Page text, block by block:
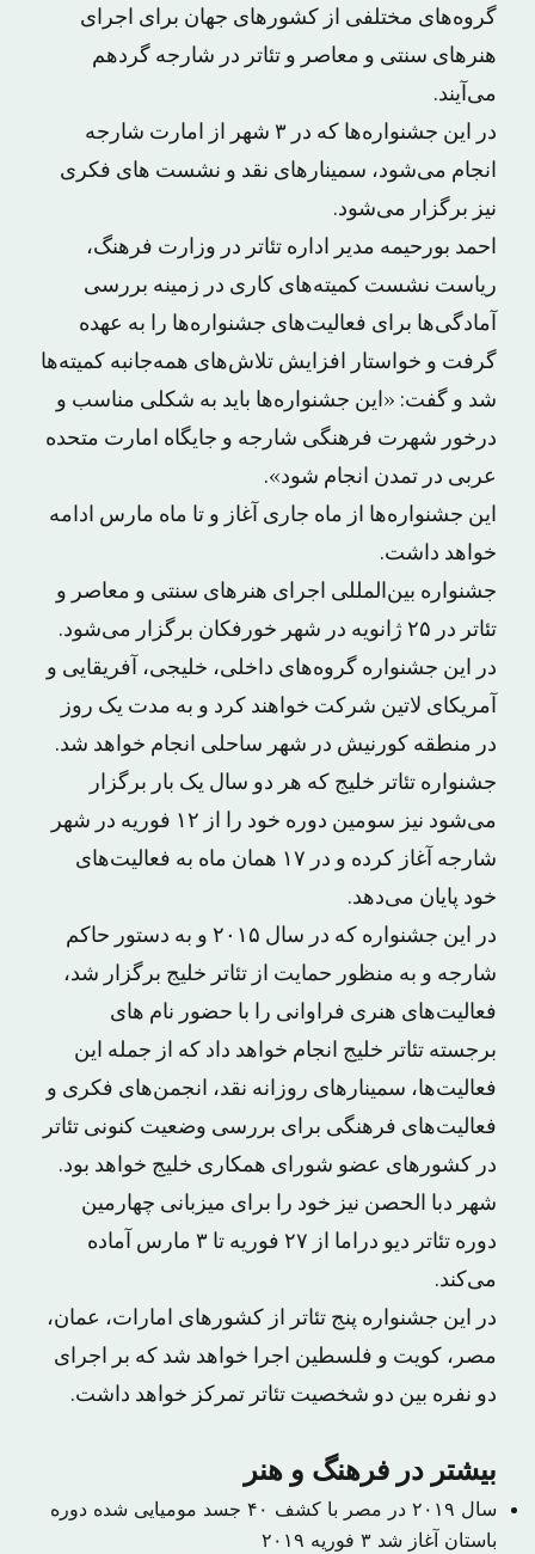
گروه‌های مختلفی از کشورهای جهان برای اجرای
هنرهای سنتی و معاصر و تئاتر در شارجه گردهم
می‌آیند.
در این جشنواره‌ها که در ۳ شهر از امارت شارجه
انجام می‌شود، سمینارهای نقد و نشست های فکری
نیز برگزار می‌شود.
احمد بورحیمه مدیر اداره تئاتر در وزارت فرهنگ،
ریاست نشست کمیته‌های کاری در زمینه بررسی
آمادگی‌ها برای فعالیت‌های جشنواره‌ها را به عهده
گرفت و خواستار افزایش تلاش‌های همه‌جانبه کمیته‌ها
شد و گفت: «این جشنواره‌ها باید به شکلی مناسب و
درخور شهرت فرهنگی شارجه و جایگاه امارت متحده
عربی در تمدن انجام شود».
این جشنواره‌ها از ماه جاری آغاز و تا ماه مارس ادامه
خواهد داشت.
جشنواره بین‌المللی اجرای هنرهای سنتی و معاصر و
تئاتر در ۲۵ ژانویه در شهر خورفکان برگزار می‌شود.
در این جشنواره گروه‌های داخلی، خلیجی، آفریقایی و
آمریکای لاتین شرکت خواهند کرد و به مدت یک روز
در منطقه کورنیش در شهر ساحلی انجام خواهد شد.
جشنواره تئاتر خلیج که هر دو سال یک بار برگزار
می‌شود نیز سومین دوره خود را از ۱۲ فوریه در شهر
شارجه آغاز کرده و در ۱۷ همان ماه به فعالیت‌های
خود پایان می‌دهد.
در این جشنواره که در سال ۲۰۱۵ و به دستور حاکم
شارجه و به منظور حمایت از تئاتر خلیج برگزار شد،
فعالیت‌های هنری فراوانی را با حضور نام های
برجسته تئاتر خلیج انجام خواهد داد که از جمله این
فعالیت‌ها، سمینارهای روزانه نقد، انجمن‌های فکری و
فعالیت‌های فرهنگی برای بررسی وضعیت کنونی تئاتر
در کشورهای عضو شورای همکاری خلیج خواهد بود.
شهر دبا الحصن نیز خود را برای میزبانی چهارمین
دوره تئاتر دیو دراما از ۲۷ فوریه تا ۳ مارس آماده
می‌کند.
در این جشنواره پنج تئاتر از کشورهای امارات، عمان،
مصر، کویت و فلسطین اجرا خواهد شد که بر اجرای
دو نفره بین دو شخصیت تئاتر تمرکز خواهد داشت.
بیشتر در فرهنگ و هنر
سال ۲۰۱۹ در مصر با کشف ۴۰ جسد مومیایی شده دوره
باستان آغاز شد ۳ فوریه ۲۰۱۹